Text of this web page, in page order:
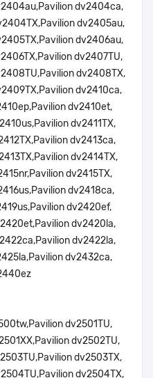
dv2404ca,
dv2405au,
dv2406au,
dv2407TU,
dv2408TX,
dv2410ca,
dv2410et,
dv2411TX,
dv2413ca,
dv2414TX,
dv2415TX,
dv2418ca,
dv2420ef,
dv2420la,
dv2422la,
dv2432ca,
dv2501TU,
dv2502TU,
dv2503TX,
dv2504TX,